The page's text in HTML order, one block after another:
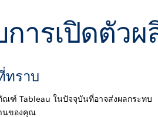
การเปิดตั
ราบ
ฑ์ Tableau ในปัจจุบันที่อาจส่งผลกระทบ
นของคุณ